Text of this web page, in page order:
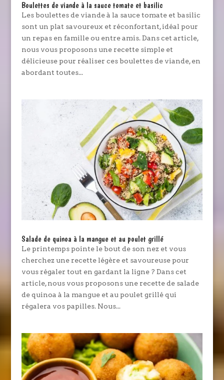
Boulettes de viande à la sauce tomate et basilic
Les boulettes de viande à la sauce tomate et basilic
sont un plat savoureux et réconfortant, idéal pour
un repas en famille ou entre amis. Dans cet article,
nous vous proposons une recette simple et
délicieuse pour réaliser ces boulettes de viande, en
abordant toutes...
Salade de quinoa à la mangue et au poulet grillé
Le printemps pointe le bout de son nez et vous
cherchez une recette légère et savoureuse pour
vous régaler tout en gardant la ligne ? Dans cet
article, nous vous proposons une recette de salade
de quinoa à la mangue et au poulet grillé qui
régalera vos papilles. Nous...